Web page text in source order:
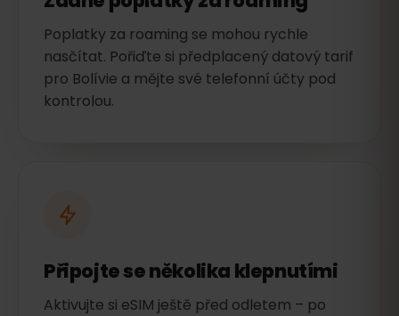
Poplatky za roaming se mohou rychle
nasčítat. Pořiďte si předplacený datový tarif
pro Bolívie a mějte své telefonní účty pod
kontrolou.
Připojte se několika klepnutími
Aktivujte si eSIM ještě před odletem – po